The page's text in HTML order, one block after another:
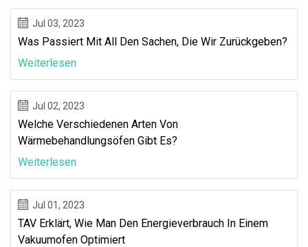
Jul 03, 2023
Was Passiert Mit All Den Sachen, Die Wir Zurückgeben?
Weiterlesen
Jul 02, 2023
Welche Verschiedenen Arten Von
Wärmebehandlungsöfen Gibt Es?
Weiterlesen
Jul 01, 2023
TAV Erklärt, Wie Man Den Energieverbrauch In Einem
Vakuumofen Optimiert